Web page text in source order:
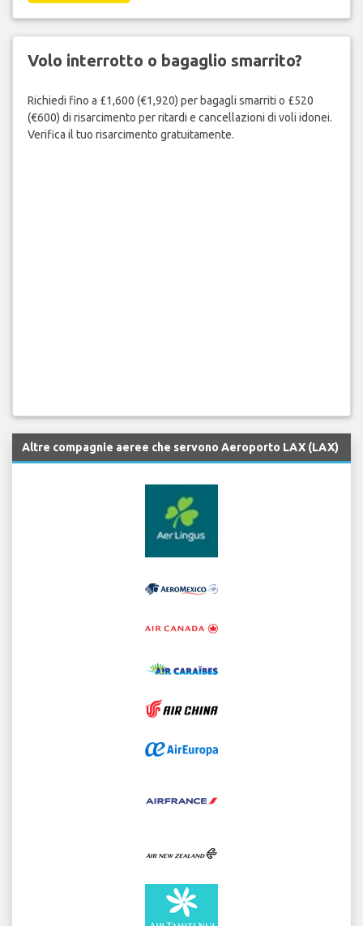
Volo interrotto o bagaglio smarrito?
Richiedi fino a £1,600 (€1,920) per bagagli smarriti o £520
(€600) di risarcimento per ritardi e cancellazioni di voli idonei.
Verifica il tuo risarcimento gratuitamente.
Altre compagnie aeree che servono Aeroporto LAX (LAX)